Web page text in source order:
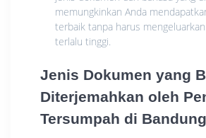
memungkinkan Anda
terbaik tanpa harus mengeluarkan
terlalu tinggi.
Jenis Dokumen yang
Diterjemahkan oleh
Tersumpah di Bandung